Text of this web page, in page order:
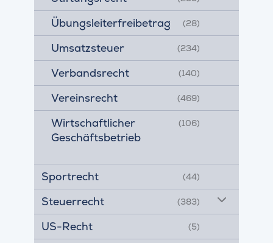
Übungsleiterfreibetrag (28)
Umsatzsteuer (234)
Verbandsrecht (140)
Vereinsrecht (469)
Wirtschaftlicher
Geschäftsbetrieb
(106)
Sportrecht (44)
Steuerrecht (383)
US-Recht (5)